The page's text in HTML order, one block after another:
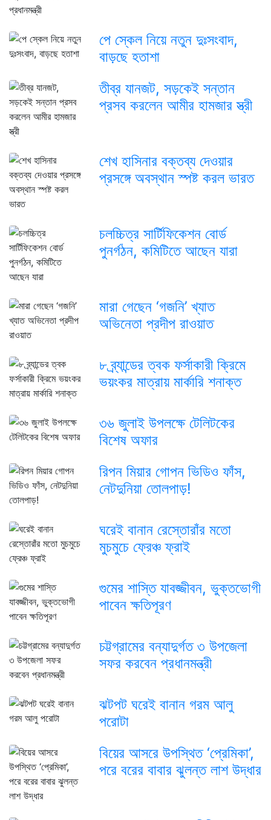
পে স্কেল নিয়ে নতুন দুঃসংবাদ,
বাড়ছে হতাশা
তীব্র যানজট, সড়কেই সন্তান
প্রসব করলেন আমীর হামজার স্ত্রী
শেখ হাসিনার বক্তব্য দেওয়ার
প্রসঙ্গে অবস্থান স্পষ্ট করল ভারত
চলচ্চিত্র সার্টিফিকেশন বোর্ড
পুনর্গঠন, কমিটিতে আছেন যারা
মারা গেছেন ‘গজনি’ খ্যাত
অভিনেতা প্রদীপ রাওয়াত
৮ ব্র্যান্ডের ত্বক ফর্সাকারী ক্রিমে
ভয়ংকর মাত্রায় মার্কারি শনাক্ত
৩৬ জুলাই উপলক্ষে টেলিটকের
বিশেষ অফার
রিপন মিয়ার গোপন ভিডিও ফাঁস,
নেটদুনিয়া তোলপাড়!
ঘরেই বানান রেস্তোরাঁর মতো
মুচমুচে ফ্রেঞ্চ ফ্রাই
গুমের শাস্তি যাবজ্জীবন, ভুক্তভোগী
পাবেন ক্ষতিপূরণ
চট্টগ্রামের বন্যাদুর্গত ৩ উপজেলা
সফর করবেন প্রধানমন্ত্রী
ঝটপট ঘরেই বানান গরম আলু
পরোটা
বিয়ের আসরে উপস্থিত ‘প্রেমিকা’,
পরে বরের বাবার ঝুলন্ত লাশ উদ্ধার